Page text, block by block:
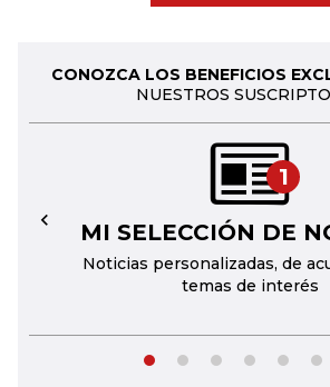
CONOZCA LOS BENEFICIOS
NUESTROS
1
MI SELECCIÓN DE
Noticias personalizadas, de
temas de interés
←